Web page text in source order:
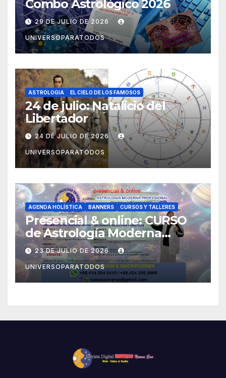
Combo Astrológico 2026
29 DE JULIO DE 2026
UNIVERSOPARATODOS
ASTROLOGIA EL CIELO DE LOS FAMOSOS
24 de julio: Natalicio del
Libertador
24 DE JULIO DE 2026
UNIVERSOPARATODOS
AGENDA HOLÍSTICA BANNERS CURSOS Y TALLERES
Presencial & online: CURSO
de Astrología Moderna
Profesional (Orientado a la
Psicoastrología)
23 DE JULIO DE 2026
UNIVERSOPARATODOS